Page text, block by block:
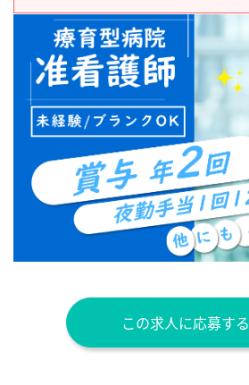
この求人に応募する